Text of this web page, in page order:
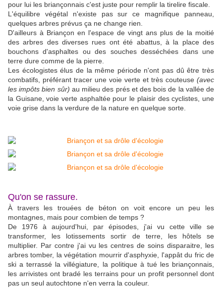
pour lui les briançonnais c'est juste pour remplir la tirelire fiscale.
L'équilibre végétal n'existe pas sur ce magnifique panneau,
quelques arbres prévus ça ne change rien.
D'ailleurs à Briançon en l'espace de vingt ans plus de la moitié
des arbres des diverses rues ont été abattus, à la place des
bouchons d'asphaltes ou des souches desséchées dans une
terre dure comme de la pierre.
Les écologistes élus de la même période n'ont pas dû être très
combatifs, préférant tracer une voie verte et très couteuse (avec
les impôts bien sûr) au milieu des prés et des bois de la vallée de
la Guisane, voie verte asphaltée pour le plaisir des cyclistes, une
voie grise dans la verdure de la nature en quelque sorte.
Qu'on se rassure.
À travers les trouées de béton on voit encore un peu les
montagnes, mais pour combien de temps ?
De 1976 à aujourd'hui, par épisodes, j'ai vu cette ville se
transformer, les lotissements sortir de terre, les hôtels se
multiplier. Par contre j'ai vu les centres de soins disparaitre, les
arbres tomber, la végétation mourrir d'asphyxie, l'appât du fric de
ski a terrassé la villégiature, la politique à tué les briançonnais,
les arrivistes ont bradé les terrains pour un profit personnel dont
pas un seul autochtone n'en verra la couleur.